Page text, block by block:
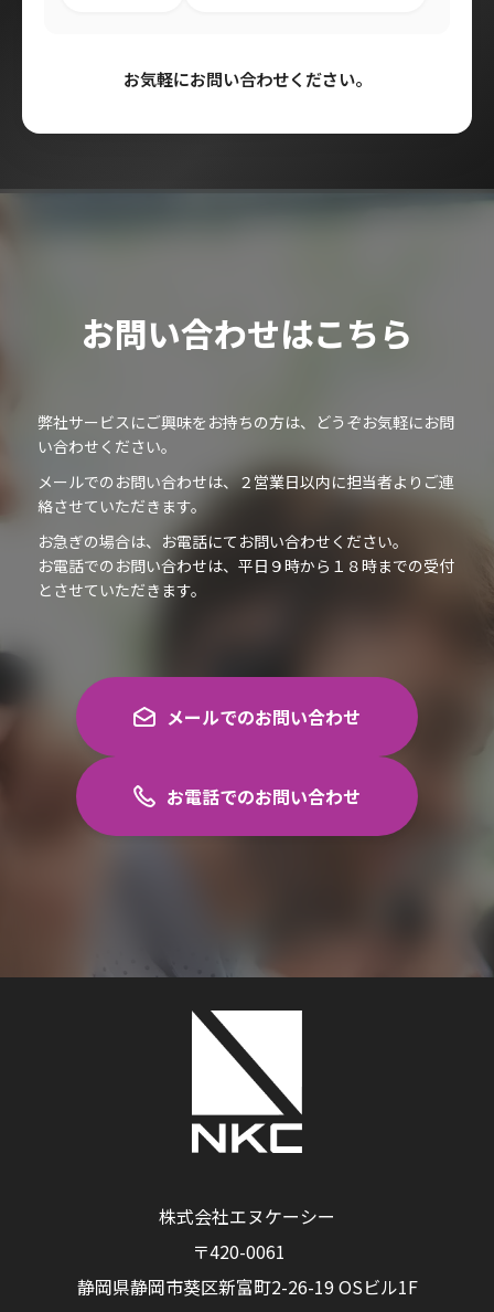
私たちは、すべてのプロジェクトに最適解をご
個性とブランドの魅力を最大限に引き
出します。
お気軽にお問い合わせください。
お問い合わせはこちら
弊社サービスにご興味をお持ちの方は、どうぞお気軽にお問
い合わせください。
メールでのお問い合わせは、２営業日以内に担当者よりご連
絡させていただきます。
お急ぎの場合は、お電話にてお問い合わせください。
お電話でのお問い合わせは、平日９時から１８時までの受付
とさせていただきます。
メールでのお問い合わせ
お電話でのお問い合わせ
株式会社エヌケーシー
〒420-0061
静岡県静岡市葵区新富町2-26-19 OSビル1F